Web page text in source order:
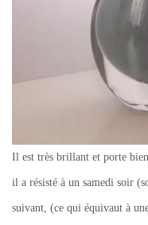
Il est très brillant et porte
il a résisté à un samedi soir
suivant, (ce qui équivaut à